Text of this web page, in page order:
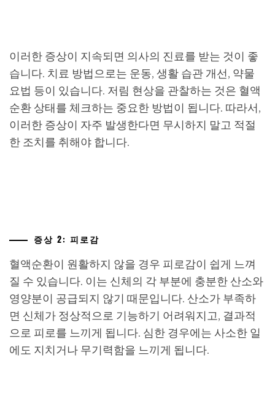
이러한 증상이 지속되면 의사의 진료를 받는 것이 좋
습니다. 치료 방법으로는 운동, 생활 습관 개선, 약물
요법 등이 있습니다. 저림 현상을 관찰하는 것은 혈액
순환 상태를 체크하는 중요한 방법이 됩니다. 따라서,
이러한 증상이 자주 발생한다면 무시하지 말고 적절
한 조치를 취해야 합니다.
증상 2: 피로감
혈액순환이 원활하지 않을 경우 피로감이 쉽게 느껴
질 수 있습니다. 이는 신체의 각 부분에 충분한 산소와
영양분이 공급되지 않기 때문입니다. 산소가 부족하
면 신체가 정상적으로 기능하기 어려워지고, 결과적
으로 피로를 느끼게 됩니다. 심한 경우에는 사소한 일
에도 지치거나 무기력함을 느끼게 됩니다.